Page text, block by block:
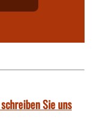
Sie uns